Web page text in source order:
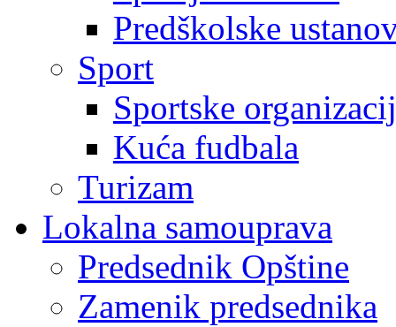
Predškolske
Sport
Sportske
Kuća fudbala
Turizam
Lokalna samouprava
Predsednik Opštine
Zamenik predsednika